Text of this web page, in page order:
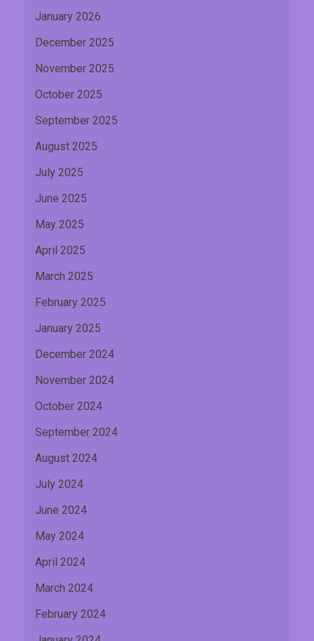
January 2026
December 2025
November 2025
October 2025
September 2025
August 2025
July 2025
June 2025
May 2025
April 2025
March 2025
February 2025
January 2025
December 2024
November 2024
October 2024
September 2024
August 2024
July 2024
June 2024
May 2024
April 2024
March 2024
February 2024